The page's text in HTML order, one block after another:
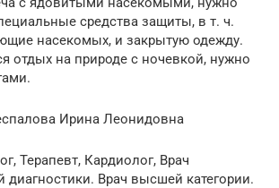
средства защиты, в т. ч.
насекомых, и закрытую одежду.
отдых на природе с ночевкой, нужно
Ирина Леонидовна
Терапевт, Кардиолог, Врач
диагностики. Врач высшей категории.